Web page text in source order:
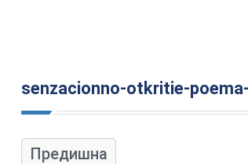
senzacionno-otkritie-
Предишна